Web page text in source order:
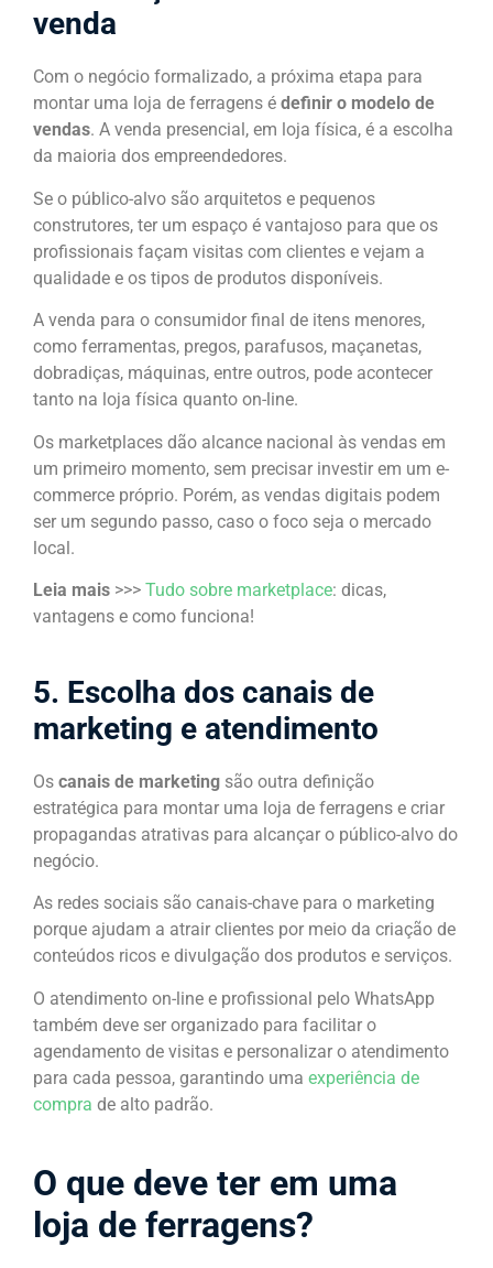
venda
Com o negócio formalizado, a próxima etapa para
montar uma loja de ferragens é definir o modelo de
vendas. A venda presencial, em loja física, é a escolha
da maioria dos empreendedores.
Se o público-alvo são arquitetos e pequenos
construtores, ter um espaço é vantajoso para que os
profissionais façam visitas com clientes e vejam a
qualidade e os tipos de produtos disponíveis.
A venda para o consumidor final de itens menores,
como ferramentas, pregos, parafusos, maçanetas,
dobradiças, máquinas, entre outros, pode acontecer
tanto na loja física quanto on-line.
Os marketplaces dão alcance nacional às vendas em
um primeiro momento, sem precisar investir em um e-
commerce próprio. Porém, as vendas digitais podem
ser um segundo passo, caso o foco seja o mercado
local.
Leia mais >>> Tudo sobre marketplace: dicas,
vantagens e como funciona!
5. Escolha dos canais de
marketing e atendimento
Os canais de marketing são outra definição
estratégica para montar uma loja de ferragens e criar
propagandas atrativas para alcançar o público-alvo do
negócio.
As redes sociais são canais-chave para o marketing
porque ajudam a atrair clientes por meio da criação de
conteúdos ricos e divulgação dos produtos e serviços.
O atendimento on-line e profissional pelo WhatsApp
também deve ser organizado para facilitar o
agendamento de visitas e personalizar o atendimento
para cada pessoa, garantindo uma experiência de
compra de alto padrão.
O que deve ter em uma
loja de ferragens?